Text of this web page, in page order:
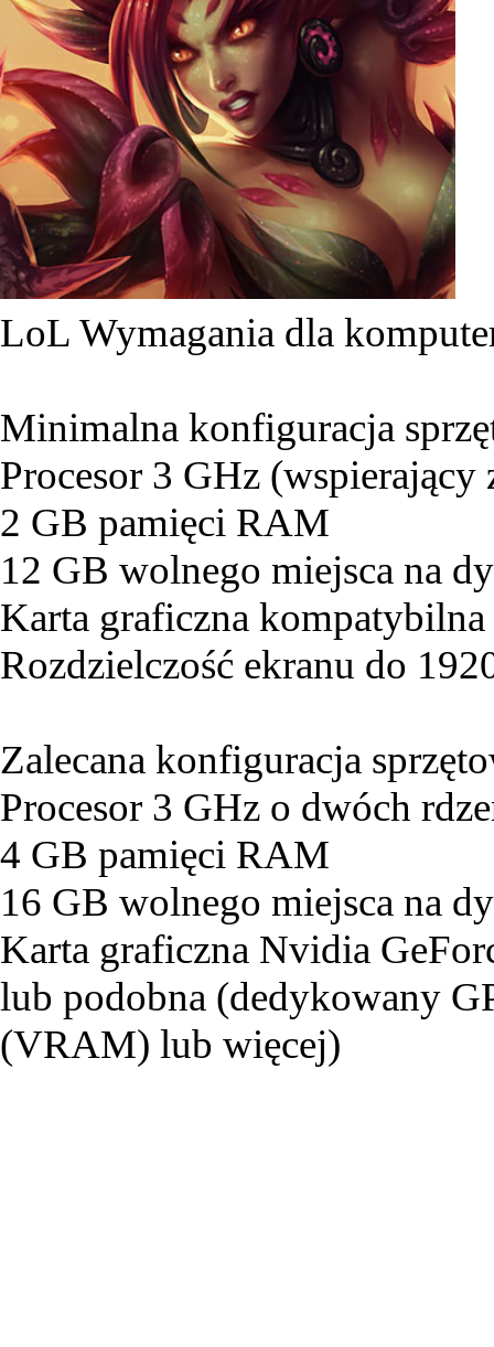
LoL Wymagania dla
Minimalna konfiguracja
Procesor 3 GHz
2 GB pamięci RAM
12 GB wolnego miejsca na
Karta graficzna kompatybilna
Rozdzielczość ekranu do
Zalecana konfiguracja
Procesor 3 GHz o dwóch
4 GB pamięci RAM
16 GB wolnego miejsca na
Karta graficzna Nvidia
lub podobna (dedykowany
(VRAM) lub więcej)